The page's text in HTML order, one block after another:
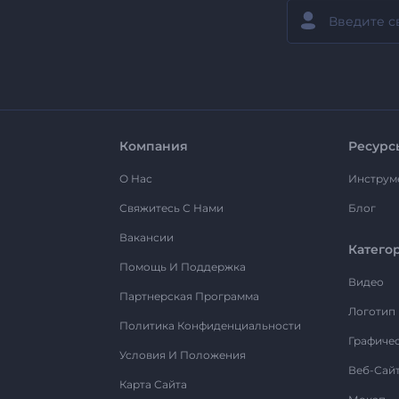
Компания
О Нас
Свяжитесь С Нами
Вакансии
Помощь И Поддержка
Партнерская Программа
Политика Конфиденциальности
Условия И Положения
Карта Сайта
Блог
Видео
Логотип
Веб-